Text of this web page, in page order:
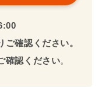
確認ください。
確認ください。